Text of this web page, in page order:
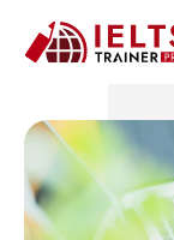
はじめ
オンラ